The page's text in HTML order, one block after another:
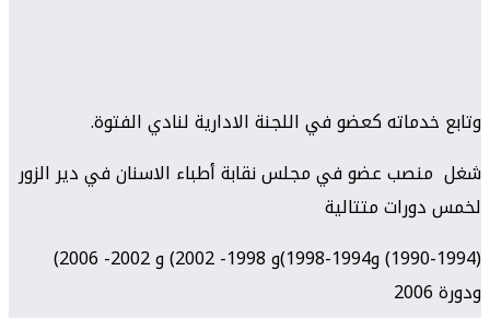
وتابع خدماته كعضو في اللجنة الادارية لنادي الفتوة.
شغل منصب عضو في مجلس نقابة أطباء الاسنان في دير الزور
لخمس دورات متتالية
(1990-1994) و1994-1998)و 1998- 2002) و 2002- 2006)
ودورة 2006